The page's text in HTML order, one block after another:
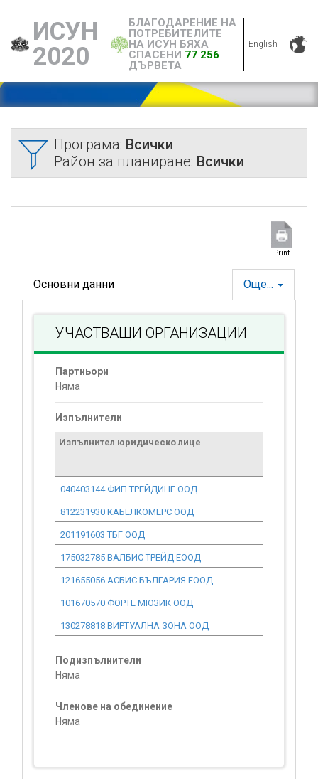
ИСУН
2020
БЛАГОДАРЕНИЕ НА
ПОТРЕБИТЕЛИТЕ
НА ИСУН БЯХА
СПАСЕНИ 77 256
ДЪРВЕТА
English
Програма: Всички
Район за планиране: Всички
Print
Още...
Основни данни
УЧАСТВАЩИ ОРГАНИЗАЦИИ
Партньори
Няма
Изпълнители
Изпълнител юридическо лице
040403144 ФИП ТРЕЙДИНГ ООД
812231930 КАБЕЛКОМЕРС ООД
201191603 ТБГ ООД
175032785 ВАЛБИС ТРЕЙД ЕООД
121655056 АСБИС БЪЛГАРИЯ ЕООД
101670570 ФОРТЕ МЮЗИК ООД
130278818 ВИРТУАЛНА ЗОНА ООД
Подизпълнители
Няма
Членове на обединение
Няма